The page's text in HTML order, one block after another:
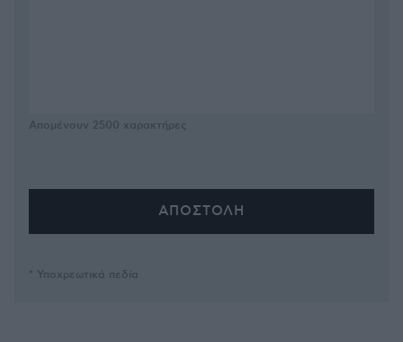
Απομένουν 2500 χαρακτήρες
* Υποχρεωτικά πεδία